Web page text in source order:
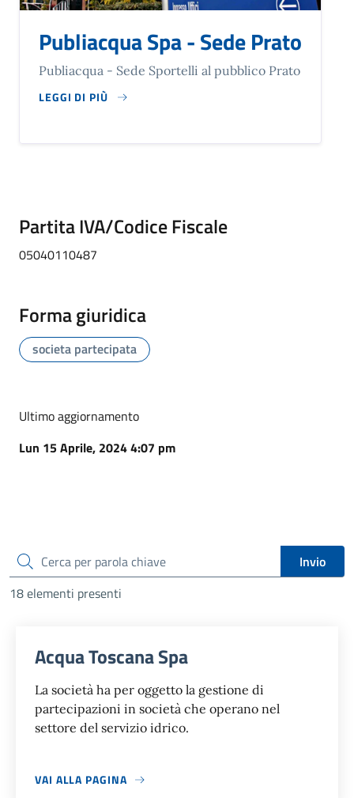
Publiacqua Spa - Sede Prato
Publiacqua - Sede Sportelli al pubblico Prato
LEGGI DI PIÙ
SU PUBLIACQUA SPA - SEDE PRATO
Partita IVA/Codice Fiscale
05040110487
Forma giuridica
societa partecipata
Ultimo aggiornamento
Lun 15 Aprile, 2024 4:07 pm
cerca
Invio
18 elementi presenti
Acqua Toscana Spa
La società ha per oggetto la gestione di
partecipazioni in società che operano nel
settore del servizio idrico.
VAI ALLA PAGINA